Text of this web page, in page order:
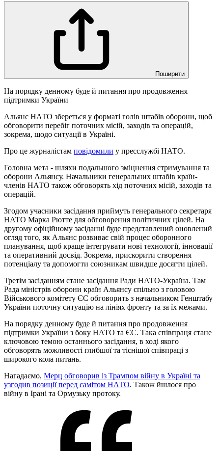
Поширити
На порядку денному буде й питання про продовження
підтримки України
Альянс НАТО збереться у форматі голів штабів оборони, щоб
обговорити перебіг поточних місій, заходів та операцій,
зокрема, щодо ситуації в Україні.
Про це журналістам повідомили у пресслужбі НАТО.
Головна мета - шляхи подальшого зміцнення стримування та
оборони Альянсу. Начальники генеральних штабів країн-
членів НАТО також обговорять хід поточних місій, заходів та
операцій.
Згодом учасники засідання приймуть генерального секретаря
НАТО Марка Рютте для обговорення політичних цілей. На
другому офіційному засіданні буде представлений оновлений
огляд того, як Альянс розвиває свій процес оборонного
планування, щоб краще інтегрувати нові технології, інновації
та оперативний досвід. Зокрема, прискорити створення
потенціалу та допомогти союзникам швидше досягти цілей.
Третім засіданням стане засідання Ради НАТО-Україна. Там
Рада міністрів оборони країн Альянсу спільно з головою
Військового комітету ЄС обговорить з начальником Генштабу
України поточну ситуацію на лініях фронту та за їх межами.
На порядку денному буде й питання про продовження
підтримки України з боку НАТО та ЄС. Така співпраця стане
ключовою темою останнього засідання, в ході якого
обговорять можливості глибшої та тіснішої співпраці з
широкого кола питань.
Нагадаємо, Мерц обговорив із Трампом війну в Україні та
узгодив позиції перед самітом НАТО. Також йшлося про
війну в Ірані та Ормузьку протоку.